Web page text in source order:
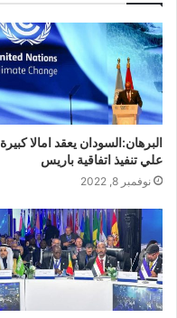
البرهان:السودان يعقد امالا كبيرة
علي تنفيذ اتفاقية باريس
نوفمبر 8, 2022